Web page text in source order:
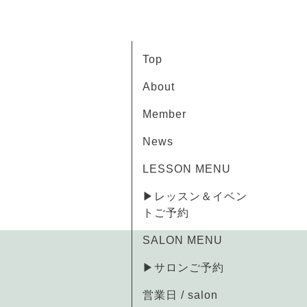
Top
About
Member
News
LESSON MENU
▶レッスン＆イベン
トご予約
SALON MENU
▶サロンご予約
営業日 / salon